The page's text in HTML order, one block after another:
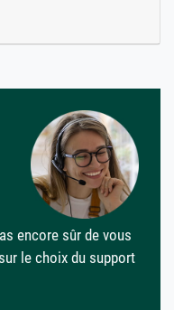
encore sûr de vous
le choix du support